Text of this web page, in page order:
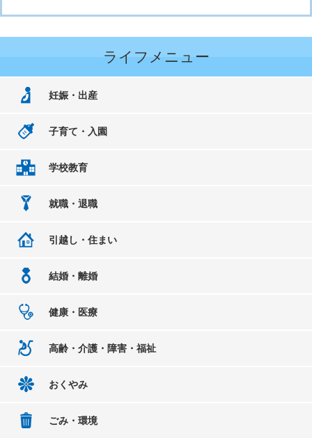
ライフメニュー
妊娠・出産
子育て・入園
学校教育
就職・退職
引越し・住まい
結婚・離婚
健康・医療
高齢・介護・障害・福祉
おくやみ
ごみ・環境